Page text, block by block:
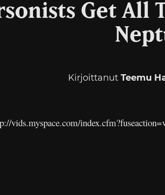
Get All
Kirjoittanut Teemu
vids.myspace.com/